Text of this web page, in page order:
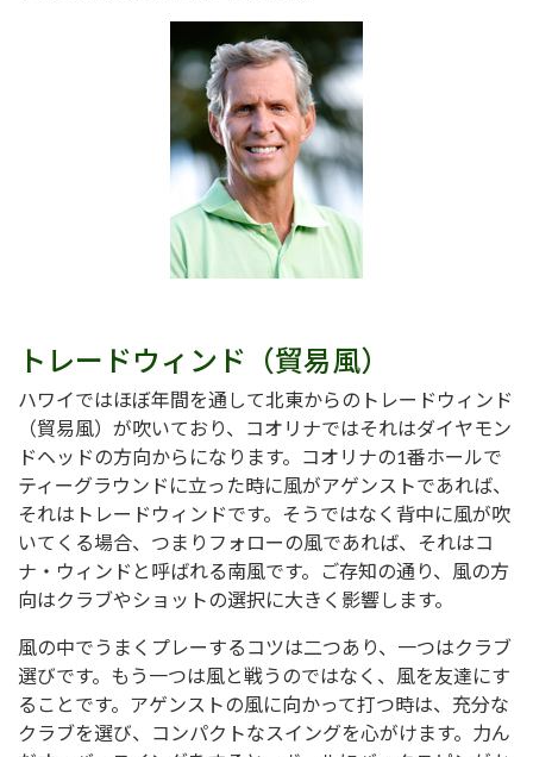
トレードウィンド（貿易風）
ハワイではほぼ年間を通して北東からのトレードウィンド
（貿易風）が吹いており、コオリナではそれはダイヤモン
ドヘッドの方向からになります。コオリナの1番ホールで
ティーグラウンドに立った時に風がアゲンストであれば、
それはトレードウィンドです。そうではなく背中に風が吹
いてくる場合、つまりフォローの風であれば、それはコ
ナ・ウィンドと呼ばれる南風です。ご存知の通り、風の方
向はクラブやショットの選択に大きく影響します。
風の中でうまくプレーするコツは二つあり、一つはクラブ
選びです。もう一つは風と戦うのではなく、風を友達にす
ることです。アゲンストの風に向かって打つ時は、充分な
クラブを選び、コンパクトなスイングを心がけます。力ん